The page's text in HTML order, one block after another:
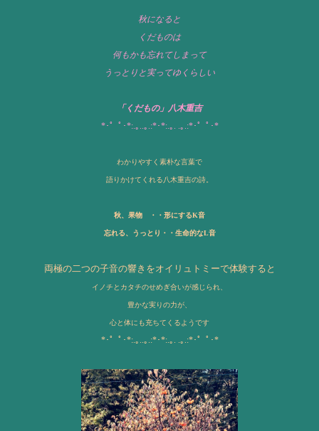
秋になると
くだものは
何もかも忘れてしまって
うっとりと実ってゆくらしい
「くだもの」八木重吉
*･゜ﾟ･*:.｡..｡.:*･*:.｡. .｡.:*･゜ﾟ･*
わかりやすく素朴な言葉で
語りかけてくれる八木重吉の詩。
秋、果物 ・・形にするK音
忘れる、うっとり・・生命的なL音
両極の二つの子音の響きをオイリュトミーで体験すると
イノチとカタチのせめぎ合いが感じられ、
豊かな実りの力が、
心と体にも充ちてくるようです
*･゜ﾟ･*:.｡..｡.:*･*:.｡. .｡.:*･゜ﾟ･*